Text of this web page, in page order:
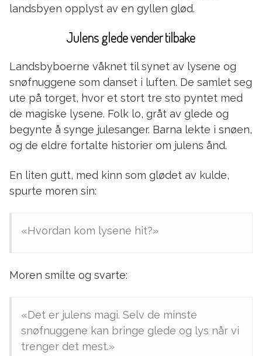
landsbyen opplyst av en gyllen glød.
Julens glede vender tilbake
Landsbyboerne våknet til synet av lysene og
snøfnuggene som danset i luften. De samlet seg
ute på torget, hvor et stort tre sto pyntet med
de magiske lysene. Folk lo, gråt av glede og
begynte å synge julesanger. Barna lekte i snøen,
og de eldre fortalte historier om julens ånd.
En liten gutt, med kinn som glødet av kulde,
spurte moren sin:
«Hvordan kom lysene hit?»
Moren smilte og svarte:
«Det er julens magi. Selv de minste
snøfnuggene kan bringe glede og lys når vi
trenger det mest.»